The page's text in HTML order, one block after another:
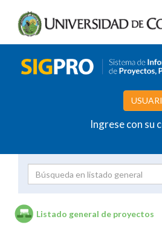
Ingrese con su
Listado general de proyectos